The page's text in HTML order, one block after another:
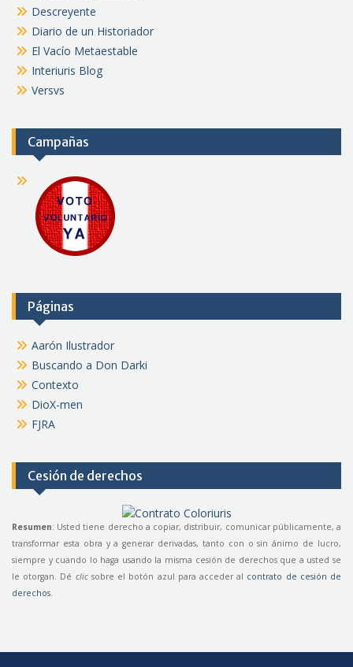
Descreyente
Diario de un Historiador
El Vacío Metaestable
Interiuris Blog
Versvs
Campañas
Páginas
Aarón Ilustrador
Buscando a Don Darki
Contexto
DioX-men
FJRA
Cesión de derechos
Resumen: Usted tiene derecho a copiar, distribuir, comunicar públicamente, a
transformar esta obra y a generar derivadas, tanto con o sin ánimo de lucro,
siempre y cuando lo haga usando la misma cesión de derechos que a usted se
le otorgan. Dé clicsobre el botón azul para acceder al contrato de cesión de
derechos